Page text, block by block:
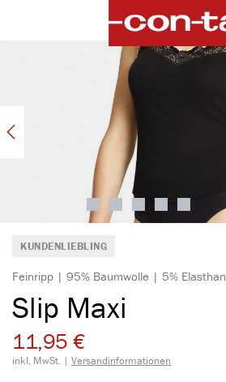
Bildergalerie überspringen
KUNDENLIEBLING
Feinripp | 95% Baumwolle | 5% Elasthan
Slip Maxi
11,95 €
inkl. MwSt. | Versandinformationen